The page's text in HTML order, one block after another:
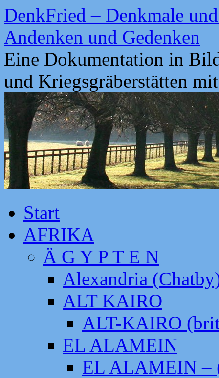
Zum
Inhalt
springen
DenkFried – Denkmale
Andenken und Gedenken
Eine Dokumentation in
und Kriegsgräberstätten
Start
AFRIKA
Ä G Y P T E N
Alexandria
ALT KAIRO
ALT-KAIRO
EL ALAMEIN
EL ALAMEIN –